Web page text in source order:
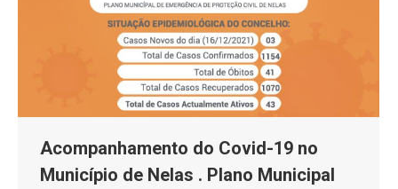
Acompanhamento do Covid-19 no
Município de Nelas . Plano Municipal